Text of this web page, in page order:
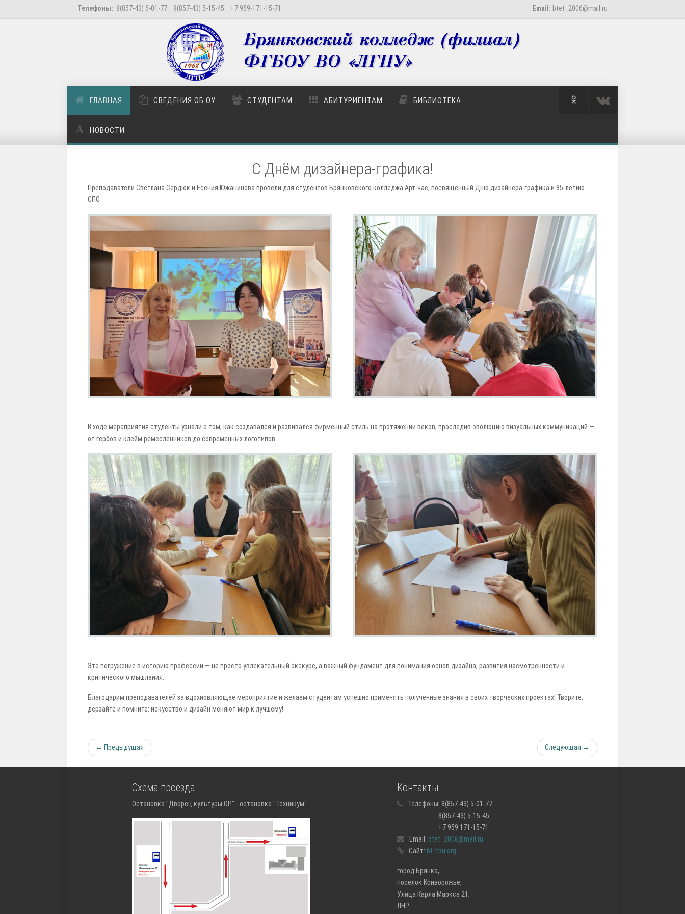
Телефоны: 8(857-43) 5-01-77 8(857-43) 5-15-45 +7 959-171-15-71 Email: btet_2006@mail.ru
ГЛАВНАЯ СВЕДЕНИЯ ОБ ОУ СТУДЕНТАМ АБИТУРИЕНТАМ БИБЛИОТЕКА
НОВОСТИ
С Днëм дизайнера-графика!
Преподаватели Светлана Сердюк и Есения Южанинова провели для студентов Брянковского колледжа Арт-час, посвящённый Дню дизайнера-графика и 85-летию
СПО.
В ходе мероприятия студенты узнали о том, как создавался и развивался фирменный стиль на протяжении веков, проследив эволюцию визуальных коммуникаций —
от гербов и клейм ремесленников до современных логотипов.
Это погружение в историю профессии — не просто увлекательный экскурс, а важный фундамент для понимания основ дизайна, развития насмотренности и
критического мышления.
Благодарим преподавателей за вдохновляющее мероприятие и желаем студентам успешно применять полученные знания в своих творческих проектах! Творите,
дерзайте и помните: искусство и дизайн меняют мир к лучшему!
← Предыдущая Следующая →
Схема проезда
Остановка "Дворец культуры ОР" - остановка "Техникум"
Контакты
Телефоны: 8(857-43) 5-01-77
8(857-43) 5-15-45
+7 959 171-15-71
Email: btet_2006@mail.ru
Сайт: bt.ltsu.org
город Брянка,
поселок Криворожье,
Улица Карла Маркса 21,
ЛНР